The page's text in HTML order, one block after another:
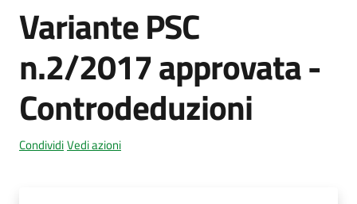
Vivere
l'Unione
Variante PSC
n.2/2017 approvata -
Controdeduzioni
CondividiVedi azioni